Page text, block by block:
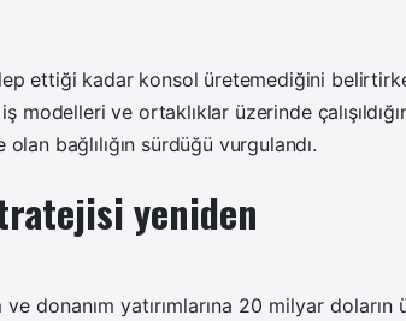
ettiği kadar konsol üretemediğini
ve ortaklıklar üzerinde
bağlılığın sürdüğü vurgulandı.
yeniden
donanım yatırımlarına 20 milyar doların